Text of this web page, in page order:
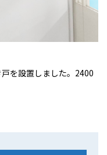
を設置しました。2400